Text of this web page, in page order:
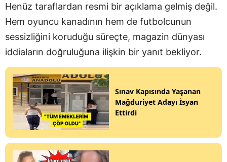
Henüz taraflardan resmi bir açıklama gelmiş değil.
Hem oyuncu kanadının hem de futbolcunun
sessizliğini koruduğu süreçte, magazin dünyası
iddiaların doğruluğuna ilişkin bir yanıt bekliyor.
Sınav Kapısında Yaşanan
Mağduriyet Adayı İsyan
Ettirdi